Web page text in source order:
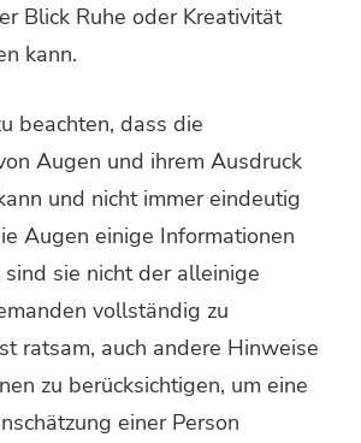
Blick Ruhe oder Kreativität
kann.
beachten, dass die
Augen und ihrem Ausdruck
und nicht immer eindeutig
Augen einige Informationen
sie nicht der alleinige
vollständig zu
ratsam, auch andere Hinweise
zu berücksichtigen, um eine
einer Person